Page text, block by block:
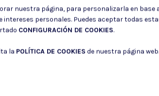
nuestra página, para personalizarla en
intereses personales. Puedes aceptar todas
CONFIGURACIÓN DE COOKIES.
la POLÍTICA DE COOKIES de nuestra página web.